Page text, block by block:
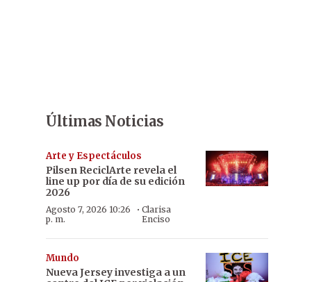
Últimas Noticias
Arte y Espectáculos
Pilsen ReciclArte revela el
line up por día de su edición
2026
Agosto 7, 2026 10:26
p. m.
·Clarisa
Enciso
Mundo
Nueva Jersey investiga a un